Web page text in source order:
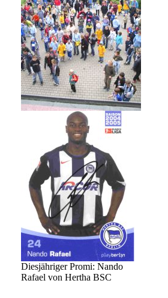
Diesjähriger Promi: Nando
Rafael von Hertha BSC